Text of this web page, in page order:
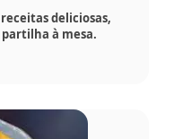
deliciosas,
à mesa.